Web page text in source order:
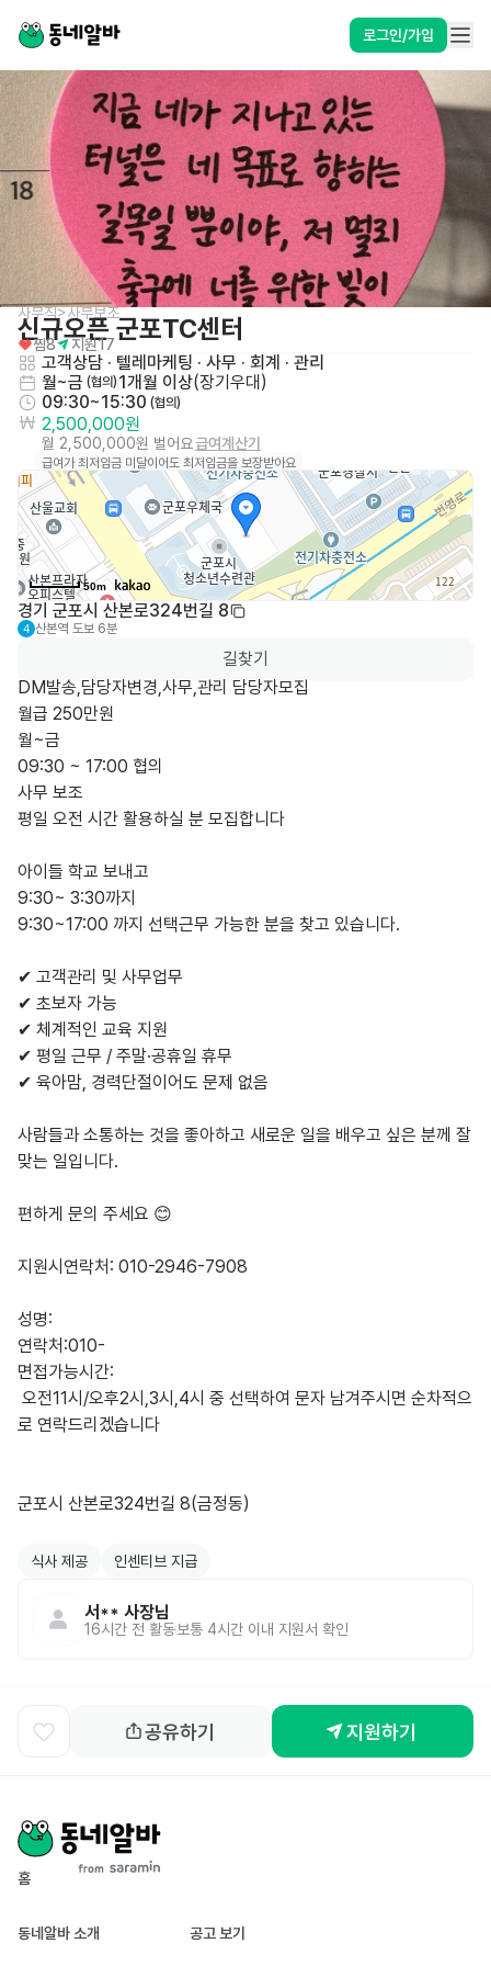
로그인/가입
사무직>사무보조
신규오픈 군포TC센터
찜8 지원17
고객상담 · 텔레마케팅 · 사무 · 회계 · 관리
월~금 (협의) 1개월 이상(장기우대 )
09:30~15:30 (협의)
2,500,000원
월 2,500,000원 벌어요급여계산기
급여가 최저임금 미달이어도 최저임금을 보장받아요
50m
경기 군포시 산본로324번길 8
4 산본역 도보 6분
길찾기
DM발송,담당자변경,사무,관리 담당자모집
월급 250만원
월~금
09:30 ~ 17:00 협의
사무 보조
평일 오전 시간 활용하실 분 모집합니다
아이들 학교 보내고
9:30~ 3:30까지
9:30~17:00 까지 선택근무 가능한 분을 찾고 있습니다.
✔ 고객관리 및 사무업무
✔ 초보자 가능
✔ 체계적인 교육 지원
✔ 평일 근무 / 주말·공휴일 휴무
✔ 육아맘, 경력단절이어도 문제 없음
사람들과 소통하는 것을 좋아하고 새로운 일을 배우고 싶은 분께 잘
맞는 일입니다.
편하게 문의 주세요 😊
지원시연락처: 010-2946-7908
성명:
연락처:010-
면접가능시간:
로 연락드리겠습니다
군포시 산본로324번길 8(금정동)
식사 제공 인센티브 지급
서** 사장님
16시간 전 활동 보통 4시간 이내 지원서 확인
공유하기 지원하기
홈
동네알바 소개 공고 보기